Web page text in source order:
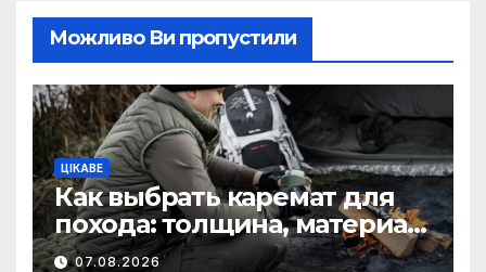
Можливо Ви пропустили
ЦІКАВЕ
Как выбрать каремат для
похода: толщина, материал
и размер
07.08.2026